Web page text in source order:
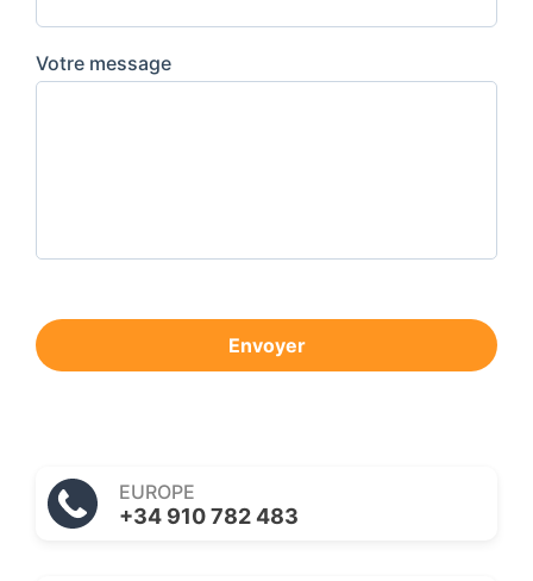
Votre message
Envoyer
EUROPE
+34 910 782 483